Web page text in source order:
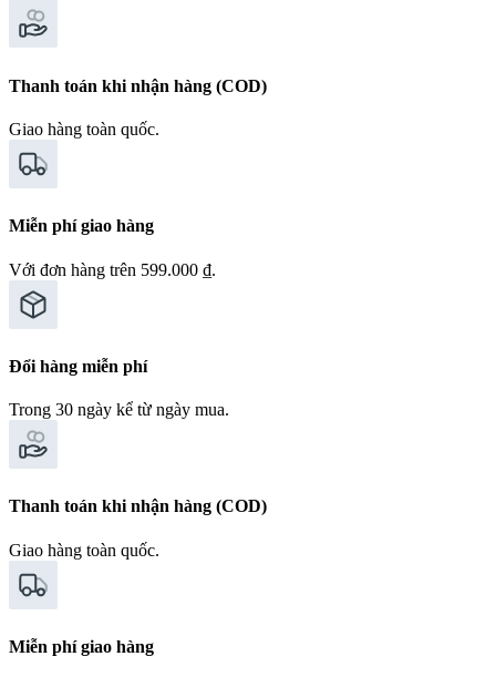
Thanh toán khi nhận hàng (COD)
Giao hàng toàn quốc.
Miễn phí giao hàng
Với đơn hàng trên 599.000 ₫.
Đổi hàng miễn phí
Trong 30 ngày kể từ ngày mua.
Thanh toán khi nhận hàng (COD)
Giao hàng toàn quốc.
Miễn phí giao hàng